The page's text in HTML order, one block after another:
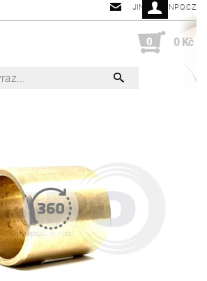
JINPO@JINPO.CZ
0 0 Kč